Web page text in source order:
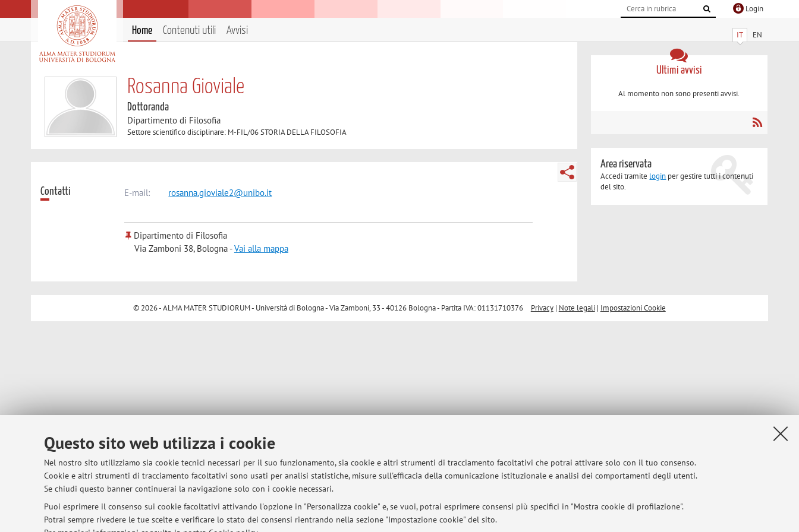
Questo sito web utilizza i cookie
Nel nostro sito utilizziamo sia cookie tecnici necessari per il suo funzionamento, sia cookie e altri strumenti di tracciamento facoltativi che potrai attivare solo con il tuo consenso.
Cookie e altri strumenti di tracciamento facoltativi sono usati per analisi statistiche, misure sull'efficacia della comunicazione istituzionale e analisi dei comportamenti degli utenti.
Se chiudi questo banner continuerai la navigazione solo con i cookie necessari.
Puoi esprimere il consenso sui cookie facoltativi attivando l'opzione in "Personalizza cookie" e, se vuoi, potrai esprimere consensi più specifici in "Mostra cookie di profilazione".
Potrai sempre rivedere le tue scelte e verificare lo stato dei consensi rientrando nella sezione "Impostazione cookie" del sito.
Login
IT EN
Home Contenuti utili Avvisi
Rosanna Gioviale
Dottoranda
Dipartimento di Filosofia
Settore scientifico disciplinare: M-FIL/06 STORIA DELLA FILOSOFIA
Contatti E-mail: rosanna.gioviale2@unibo.it
Dipartimento di Filosofia
Via Zamboni 38, Bologna -Vai alla mappa
Ultimi avvisi
Al momento non sono presenti avvisi.
Area riservata
Accedi tramite login per gestire tutti i contenuti
del sito.
© 2026 - ALMA MATER STUDIORUM - Università di Bologna - Via Zamboni, 33 - 40126 Bologna - Partita IVA: 01131710376 Privacy| Note legali| Impostazioni Cookie